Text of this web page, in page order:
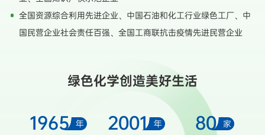
全国资源综合利用先进企业、中国石油和化工行业绿色工厂、中
国民营企业社会责任百强、全国工商联抗击疫情先进民营企业
绿色化学创造美好生活
1965 年 2001 年 80 家
+